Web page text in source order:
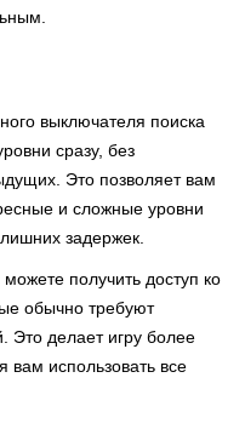
выключателя поиска
сразу, без
Это позволяет вам
и сложные уровни
задержек.
получить доступ ко
обычно требуют
Это делает игру более
вам использовать все